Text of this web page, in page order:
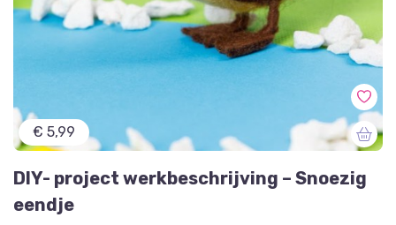
€ 5,99
DIY- project werkbeschrijving – Snoezig
eendje